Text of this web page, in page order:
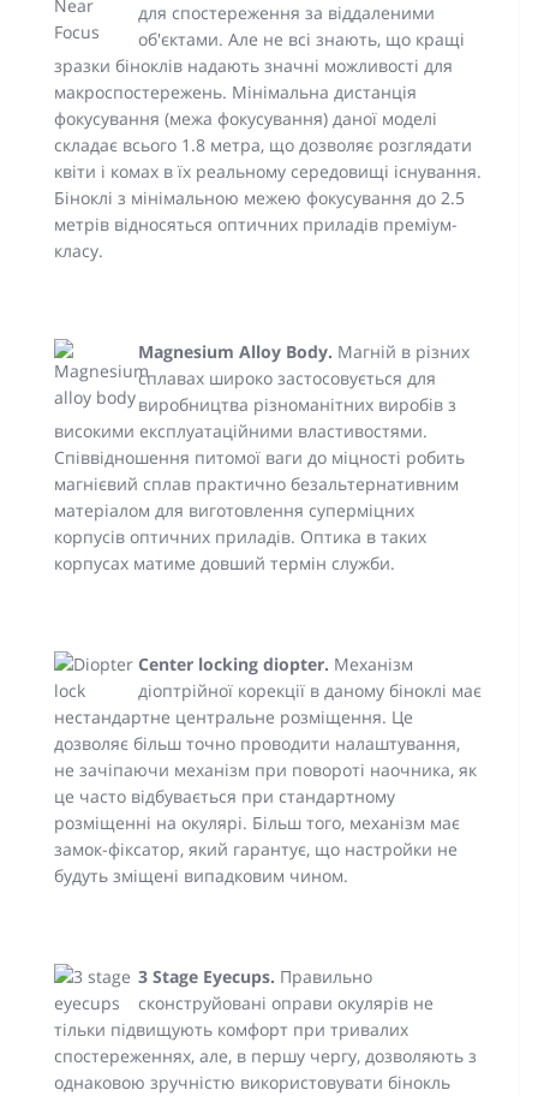
для спостереження за віддаленими
об'єктами. Але не всі знають, що кращі
зразки біноклів надають значні можливості для
макроспостережень. Мінімальна дистанція
фокусування (межа фокусування) даної моделі
складає всього 1.8 метра, що дозволяє розглядати
квіти і комах в їх реальному середовищі існування.
Біноклі з мінімальною межею фокусування до 2.5
метрів відносяться оптичних приладів преміум-
класу.
Magnesium Alloy Body. Магній в різних
сплавах широко застосовується для
виробництва різноманітних виробів з
високими експлуатаційними властивостями.
Співвідношення питомої ваги до міцності робить
магнієвий сплав практично безальтернативним
матеріалом для виготовлення суперміцних
корпусів оптичних приладів. Оптика в таких
корпусах матиме довший термін служби.
Center locking diopter. Механізм
діоптрійної корекції в даному біноклі має
нестандартне центральне розміщення. Це
дозволяє більш точно проводити налаштування,
не зачіпаючи механізм при повороті наочника, як
це часто відбувається при стандартному
розміщенні на окулярі. Більш того, механізм має
замок-фіксатор, який гарантує, що настройки не
будуть зміщені випадковим чином.
3 Stage Eyecups. Правильно
сконструйовані оправи окулярів не
тільки підвищують комфорт при тривалих
спостереженнях, але, в першу чергу, дозволяють з
однаковою зручністю використовувати бінокль